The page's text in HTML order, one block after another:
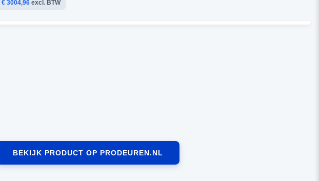
€ 3004,96 excl. BTW
BEKIJK PRODUCT OP PRODEUREN.NL